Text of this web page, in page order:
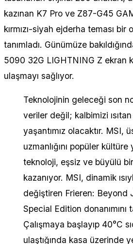
kazınan K7 Pro ve Z87-G45
kırmızı-siyah ejderha teması bir
tanımladı. Günümüze
5090 32G LIGHTNING Z ekran
ulaşmayı sağlıyor.
Teknolojinin geleceği son
veriler değil; kalbimizi
yaşantımız olacaktır. MSI,
uzmanlığını popüler kültüre
teknoloji, eşsiz ve büyülü
kazanıyor. MSI, dinamik
değiştiren Frieren: Beyond
Special Edition donanımını
Çalışmaya başlayıp 40°C
ulaştığında kasa üzerinde